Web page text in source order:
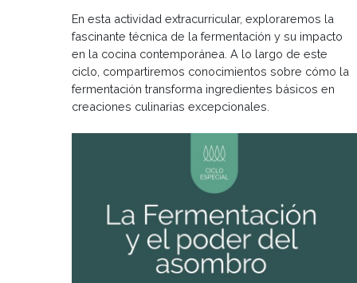
En esta actividad extracurricular,
fascinante técnica de la fermentación y su
en la cocina contemporánea. A lo largo de
fermentación transforma ingredientes básicos
creaciones culinarias excepcionales.